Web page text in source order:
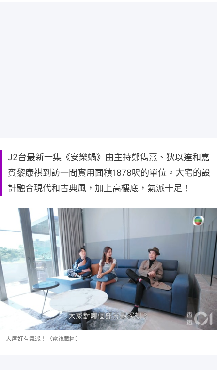
J2台最新一集《安樂蝸》由主持鄭雋熹、狄以達和嘉
賓黎康祺到訪一間實用面積1878呎的單位。大宅的設
計融合現代和古典風，加上高樓底，氣派十足！
大屋好有氣派！（電視截圖）